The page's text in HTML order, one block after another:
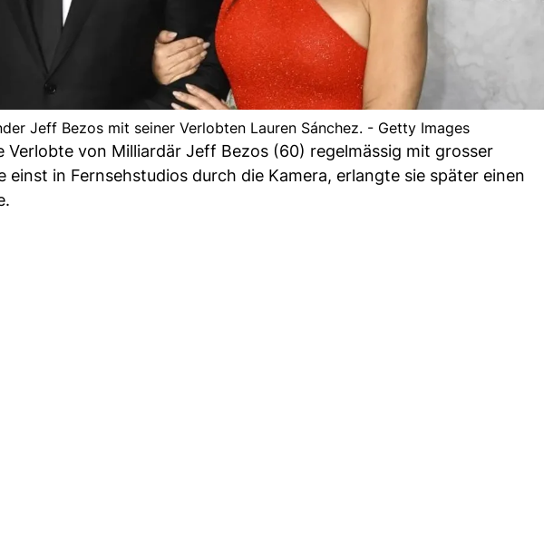
Jeff Bezos mit seiner Verlobten Lauren Sánchez. - Getty Images
Verlobte von Milliardär Jeff Bezos (60) regelmässig mit grosser
einst in Fernsehstudios durch die Kamera, erlangte sie später einen